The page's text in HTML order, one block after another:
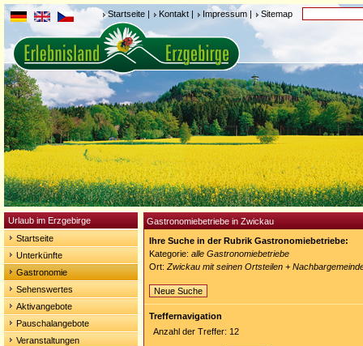
Startseite | Kontakt | Impressum | Sitemap
Urlaub im Erzgebirge
Startseite
Unterkünfte
Gastronomie
Sehenswertes
Aktivangebote
Pauschalangebote
Veranstaltungen
Gastronomiebetriebe in Zwickau
Ihre Suche in der Rubrik Gastronomiebetriebe:
Kategorie: alle Gastronomiebetriebe
Ort: Zwickau mit seinen Ortsteilen +
Neue Suche
Treffernavigation
Anzahl der Treffer: 12